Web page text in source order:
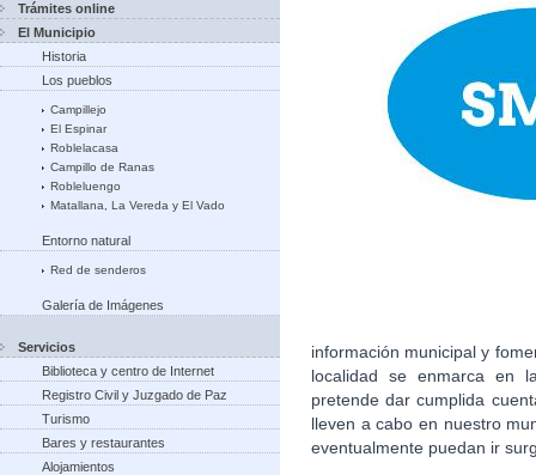
Trámites online
El Municipio
Historia
Los pueblos
Campillejo
El Espinar
Roblelacasa
Campillo de Ranas
Robleluengo
Matallana, La Vereda y El Vado
Entorno natural
Red de senderos
Galería de Imágenes
Servicios
Biblioteca y centro de Internet
Registro Civil y Juzgado de Paz
Turismo
Bares y restaurantes
Alojamientos
información municipal y
localidad se enmarca en
pretende dar cumplida
lleven a cabo en nuestro
eventualmente puedan ir